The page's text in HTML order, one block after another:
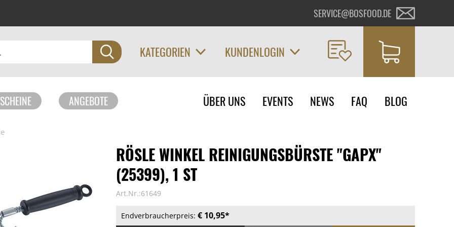
SERVICE@BOSFOOD.DE
KATEGORIEN KUNDENLOGIN
ANGEBOTE
Navigation
überspringen
ÜBER UNS EVENTS NEWS FAQ BLOG
RÖSLE WINKEL REINIGUNGSBÜRSTE "GAPX"
(25399), 1 ST
Art.Nr.:61649
Endverbraucherpreis: € 10,95*